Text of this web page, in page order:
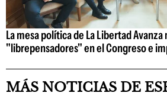
La mesa política de La Libertad
"librepensadores" en el Congreso e
MÁS NOTICIAS DE